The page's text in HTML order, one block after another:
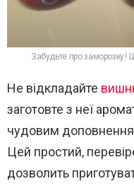
Забудьте про заморозку!
Не відкладайте
заготовте з неї
чудовим
Цей простий,
дозволить